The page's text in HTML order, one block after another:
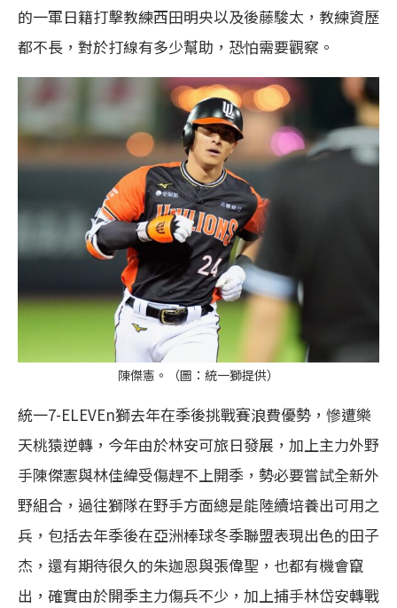
的一軍日籍打擊教練西田明央以及後藤駿太，教練資歷
都不長，對於打線有多少幫助，恐怕需要觀察。
陳傑憲。（圖：統一獅提供）
統一7-ELEVEn獅去年在季後挑戰賽浪費優勢，慘遭樂
天桃猿逆轉，今年由於林安可旅日發展，加上主力外野
手陳傑憲與林佳緯受傷趕不上開季，勢必要嘗試全新外
野組合，過往獅隊在野手方面總是能陸續培養出可用之
兵，包括去年季後在亞洲棒球冬季聯盟表現出色的田子
杰，還有期待很久的朱迦恩與張偉聖，也都有機會竄
出，確實由於開季主力傷兵不少，加上捕手林岱安轉戰